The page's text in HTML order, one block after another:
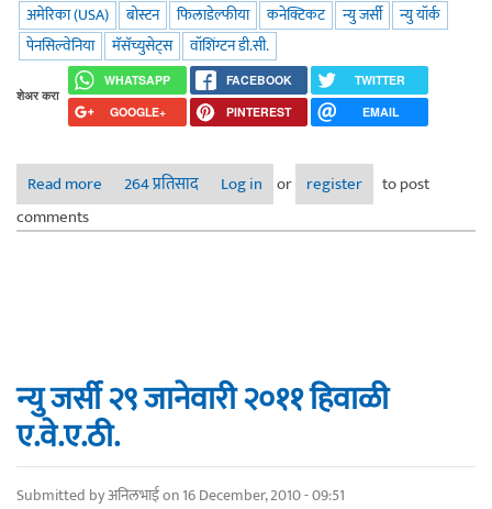
अमेरिका (USA)
बोस्टन फिलाडेल्फीया कनेक्टिकट न्यु जर्सी
न्यु यॉर्क
पेनसिल्वेनिया
मॅसॅच्युसेट्स वॉशिंग्टन डी.सी.
शेअर करा
WHATSAPP FACEBOOK
TWITTER
GOOGLE+
PINTEREST EMAIL
Read more about बारा ए.वे.ए.ठी, १८ जुन २०११
264 प्रतिसाद Log in or register
to post
comments
न्यु जर्सी २९ जानेवारी २०११ हिवाळी
ए.वे.ए.ठी.
Submitted byअनिलभाईon 16 December, 2010 - 09:51